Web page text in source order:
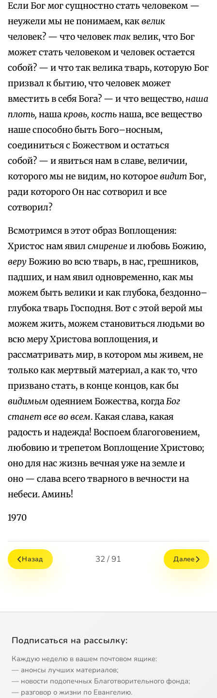
Если Бог мог сущностно стать человеком —
неужели мы не понимаем, каквелик
человек? — что человек таквелик, что Бог
может стать человеком и человек остается
собой? — и что так велика тварь, которую Бог
призвал к бытию, что человек может
вместить в себя Бога? — и что вещество, наша
плоть, наша кровь, костьнаша, все вещество
наше способно быть Бого–носным,
соединиться с Божеством и остаться
собой? — и явиться нам в славе, величии,
которого мы не видим, но котороевидитБог,
ради которого Он нас сотворил и все
сотворил?
Всмотримся в этот образ Воплощения:
Христос нам явил смирениеи любовь Божию,
веруБожию во всю тварь, в нас, грешников,
падших, и нам явил одновременно, как мы
можем быть велики и как глубока, бездонно–
глубока тварь Господня. Вот с этой верой мы
можем жить, можем становиться людьми во
всю меру Христова воплощения, и
рассматривать мир, в котором мы живем, не
только как мертвый материал, а как то, что
призвано стать, в конце концов, как бы
видимым одеянием Божества, когдаБог
станет все во всем. Какая слава, какая
радость и надежда! Воспоем благоговением,
любовию и трепетом Воплощение Христово;
оно для нас жизнь вечная уже на земле и
оно — слава всего тварного в вечности на
небеси. Аминь!
1970
Назад 32 / 91 Далее
Подписаться на рассылку:
Каждую неделю в вашем почтовом ящике:
— анонсы лучших материалов;
— новости подопечных Благотворительного фонда;
— разговор о жизни по Евангелию.